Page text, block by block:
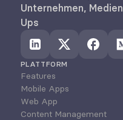
Unternehmen,
Ups
PLATTFORM
Features
Mobile Apps
Web App
Content Management